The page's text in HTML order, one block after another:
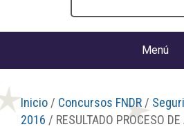
Menú
Inicio / Concursos FNDR /
2016 / RESULTADO PROCESO